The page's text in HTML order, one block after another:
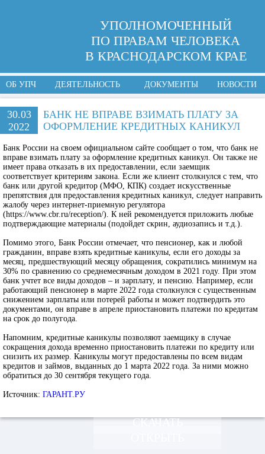
УПОЛНОМОЧЕННЫЙ
ПО ПРАВАМ ЧЕЛОВЕКА
В КРАСНОДАРСКОМ КРАЕ
ОБ УПЧ ДЕЯТЕЛЬНОСТЬ ДОКУМЕНТЫ НОВОСТИ
30.03
2022
БАНК НЕ ВПРАВЕ ВЗИМАТЬ ПЛАТУ ЗА
ОФОРМЛЕНИЕ КРЕДИТНЫХ КАНИКУЛ
Банк России на своем официальном сайте сообщает о том, что банк не
вправе взимать плату за оформление кредитных каникул. Он также не
имеет права отказать в их предоставлении, если заемщик
соответствует критериям закона. Если же клиент столкнулся с тем, что
банк или другой кредитор (МФО, КПК) создает искусственные
препятствия для предоставления кредитных каникул, следует направить
жалобу через интернет-приемную регулятора
(https://www.cbr.ru/reception/). К ней рекомендуется приложить любые
подтверждающие материалы (подойдет скрин, аудиозапись и т.д.).
Помимо этого, Банк России отмечает, что пенсионер, как и любой
гражданин, вправе взять кредитные каникулы, если его доходы за
месяц, предшествующий месяцу обращения, сократились минимум на
30% по сравнению со среднемесячным доходом в 2021 году. При этом
банк учтет все виды доходов – и зарплату, и пенсию. Например, если
работающий пенсионер в марте 2022 года столкнулся с существенным
снижением зарплаты или потерей работы и может подтвердить это
документами, он вправе в апреле приостановить платежи по кредитам
на срок до полугода.
Напомним, кредитные каникулы позволяют заемщику в случае
сокращения дохода временно приостановить платежи по кредиту или
снизить их размер. Каникулы могут предоставлены по всем видам
кредитов и займов, выданных до 1 марта 2022 года. За ними можно
обратиться до 30 сентября текущего года.
Источник: ГАРАНТ.РУ
СКАЧАТЬ